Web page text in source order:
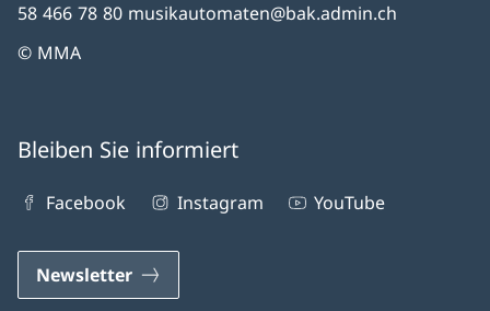
58 466 78 80 musikautomaten@bak.admin.ch
© MMA
Bleiben Sie informiert
Facebook Instagram YouTube
Newsletter